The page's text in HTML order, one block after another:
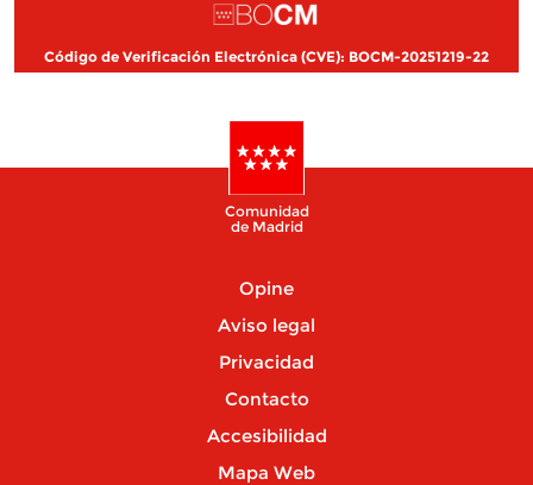
Código de Verificación Electrónica (CVE): BOCM-20251219-22
Comunidad
de Madrid
Opine
Aviso legal
Privacidad
Contacto
Accesibilidad
Mapa Web